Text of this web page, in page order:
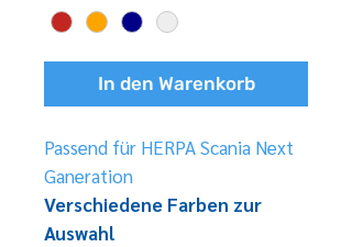
In den Warenkorb
Passend für HERPA Scania Next
Ganeration
Verschiedene Farben zur
Auswahl